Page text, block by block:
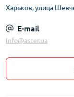
Харьков, улица
E-mail
info@aster.ua